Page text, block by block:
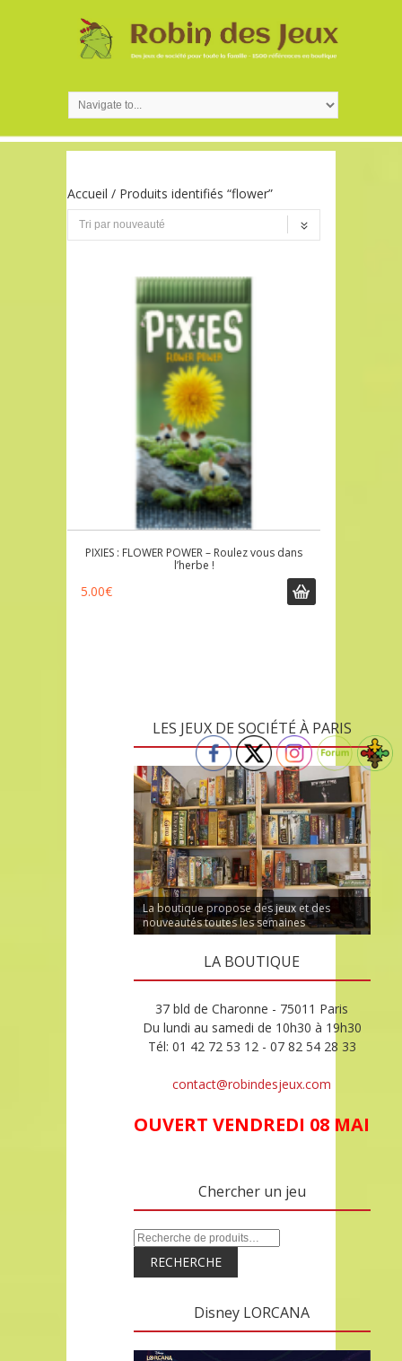
Accueil / Produits identifiés “flower”
PIXIES : FLOWER POWER – Roulez vous dans
l’herbe !
5.00€
LES JEUX DE SOCIÉTÉ À PARIS
La boutique propose des jeux et des
nouveautés toutes les semaines
LA BOUTIQUE
37 bld de Charonne - 75011 Paris
Du lundi au samedi de 10h30 à 19h30
Tél: 01 42 72 53 12 - 07 82 54 28 33
contact@robindesjeux.com
OUVERT VENDREDI 08 MAI
Chercher un jeu
RECHERCHE
Disney LORCANA